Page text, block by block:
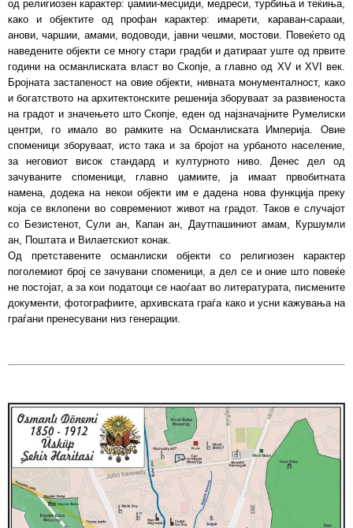
од религиозен карактер: џамии-месџиди, медреси, турбиња и теќиња,
како и објектите од профан карактер: имарети, караван-сарааи,
анови, чаршии, амами, водоводи, јавни чешми, мостови. Повеќето од
наведените објекти се многу стари градби и датираат уште од првите
години на османлиската власт во Скопје, а главно од XV и XVI век.
Бројната застапеност на овие објекти, нивната монументалност, како
и богатството на архитектонските решенија зборуваат за развиеноста
на градот и значењето што Скопје, еден од најзначајните Румелиски
центри, го имало во рамките на Османлиската Империја. Овие
споменици зборуваат, исто така и за бројот на урбаното население,
за неговиот висок стандард и културното ниво. Денес дел од
зачуваните споменици, главно џамиите, ја имаат првобитната
намена, додека на некои објекти им е дадена нова функција преку
која се вклопени во современиот живот на градот. Таков е случајот
со Безистенот, Сули ан, Капан ан, Даутпашиниот амам, Куршумли
ан, Поштата и Вилаетскиот конак.
Од претставените османлиски објекти со религиозен карактер
поголемиот број се зачувани споменици, а дел се и оние што повеќе
не постојат, а за кои податоци се наоѓаат во литературата, писмените
документи, фотографиите, архивската граѓа како и усни кажувања на
граѓани пренесувани низ генерации.